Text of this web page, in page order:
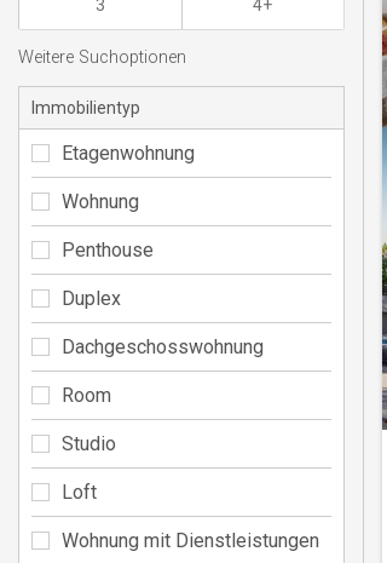
3 4+
Weitere Suchoptionen
Immobilientyp
Etagenwohnung
Wohnung
Penthouse
Duplex
Dachgeschosswohnung
Room
Studio
Loft
Wohnung mit Dienstleistungen